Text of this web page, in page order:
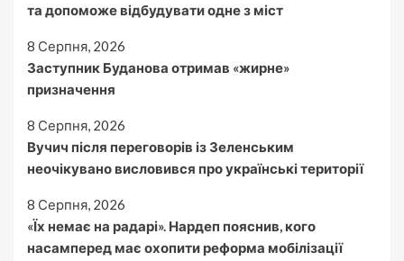
та допоможе відбудувати одне з міст
8 Серпня, 2026
Заступник Буданова отримав «жирне»
призначення
8 Серпня, 2026
Вучич після переговорів із Зеленським
неочікувано висловився про українські території
8 Серпня, 2026
«Їх немає на радарі». Нардеп пояснив, кого
насамперед має охопити реформа мобілізації